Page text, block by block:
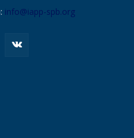
info@iapp-spb.org